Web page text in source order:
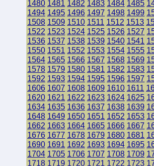
1480 1481 1482 1483 1484 1485
1494 1495 1496 1497 1498 1499
1508 1509 1510 1511 1512 1513
1522 1523 1524 1525 1526 1527
1536 1537 1538 1539 1540 1541
1550 1551 1552 1553 1554 1555
1564 1565 1566 1567 1568 1569
1578 1579 1580 1581 1582 1583
1592 1593 1594 1595 1596 1597
1606 1607 1608 1609 1610 1611
1620 1621 1622 1623 1624 1625
1634 1635 1636 1637 1638 1639
1648 1649 1650 1651 1652 1653
1662 1663 1664 1665 1666 1667
1676 1677 1678 1679 1680 1681
1690 1691 1692 1693 1694 1695
1704 1705 1706 1707 1708 1709
1718 1719 1720 1721 1722 1723